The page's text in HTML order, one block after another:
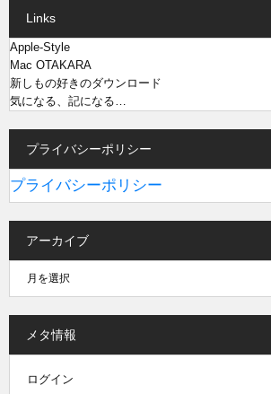
Links
Apple-Style
Mac OTAKARA
新しもの好きのダウンロード
気になる、記になる…
プライバシーポリシー
プライバシーポリシー
アーカイブ
メタ情報
ログイン